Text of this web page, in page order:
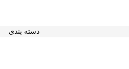
دسته بندی